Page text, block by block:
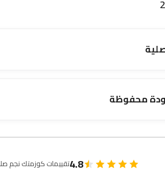
محفوظة
4.8تقييمات كوزمتك نجم